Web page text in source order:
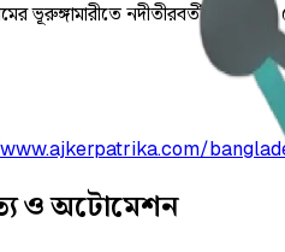
ভূরুঙ্গামারীতে নদীতীরবর্তী একটি
ও অটোমেশন